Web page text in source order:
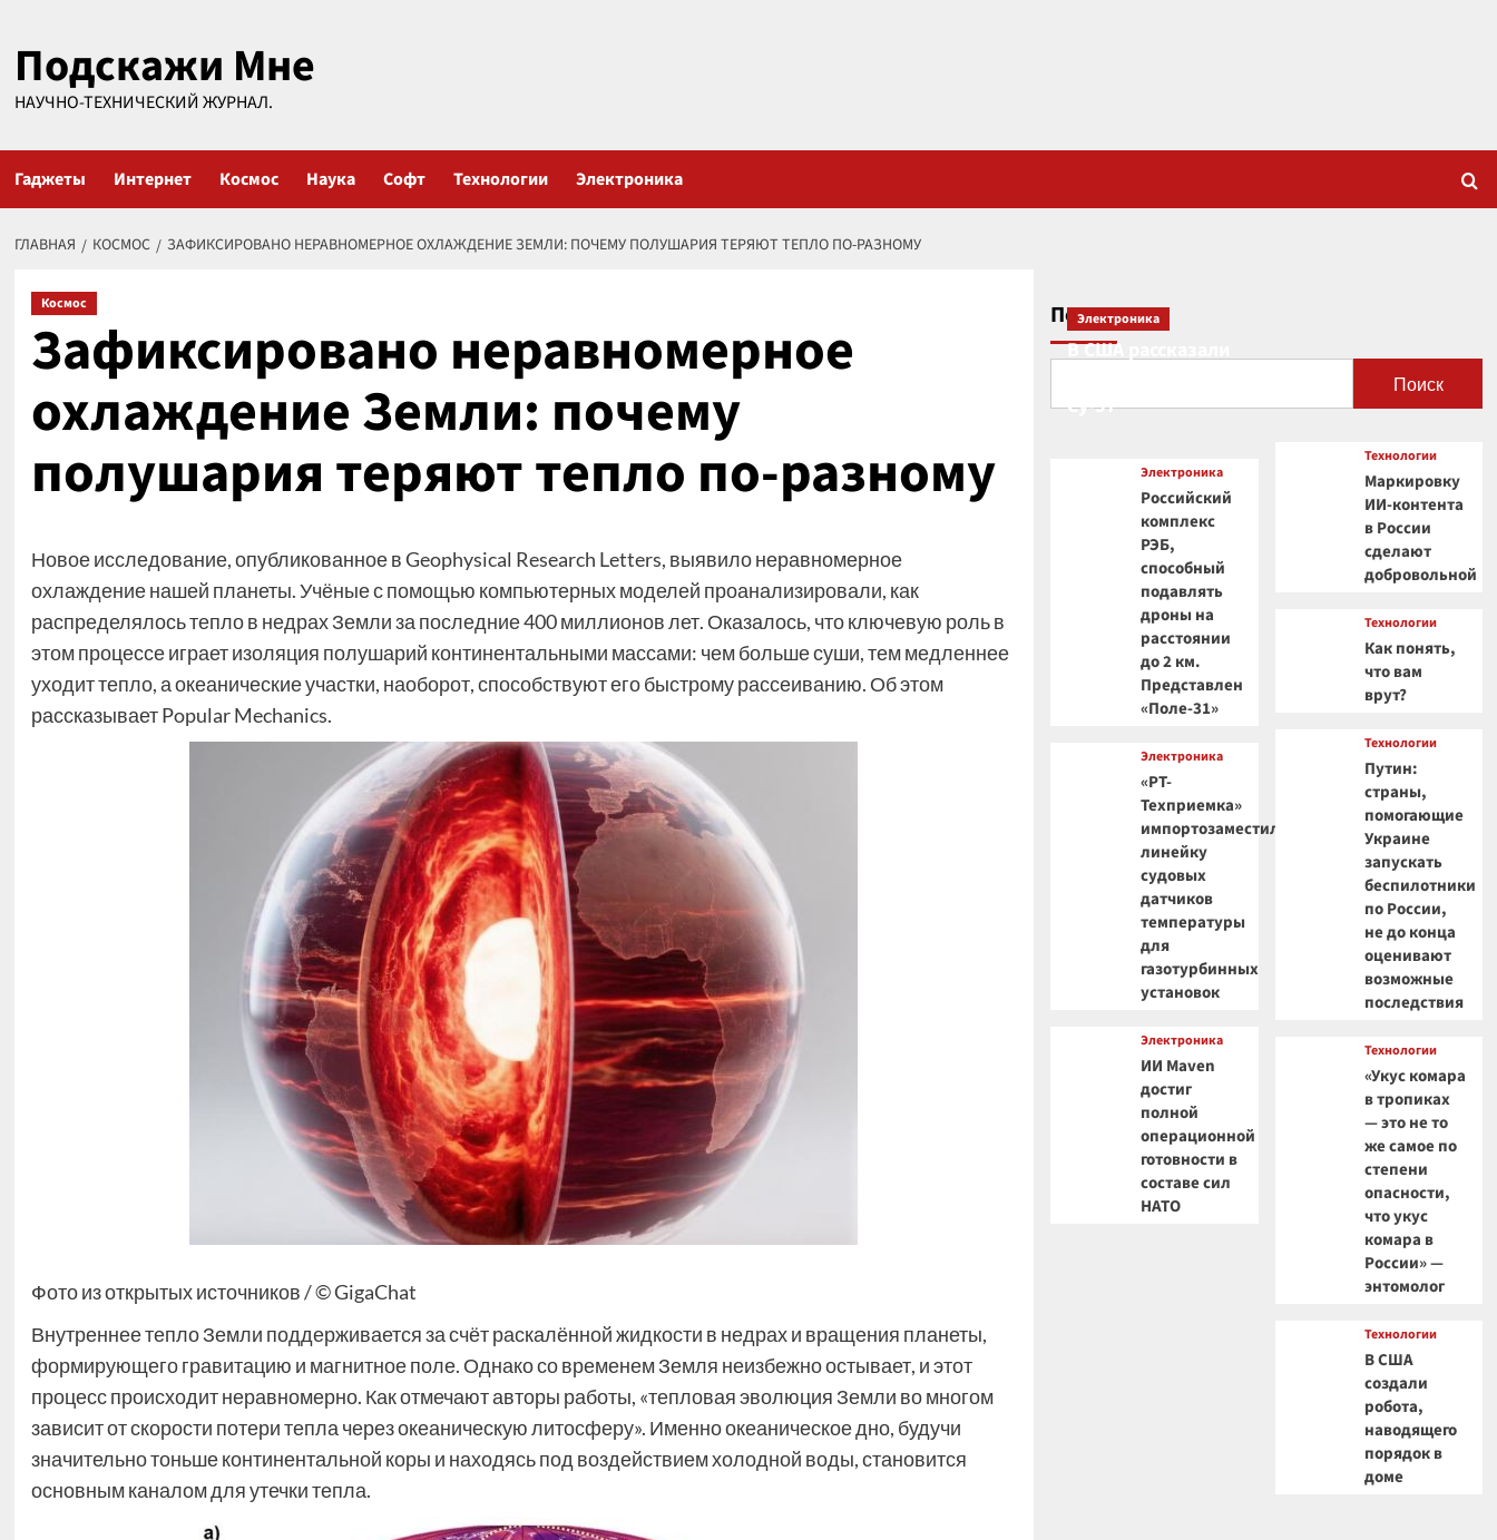
содержимому
Подскажи Мне
НАУЧНО-ТЕХНИЧЕСКИЙ ЖУРНАЛ.
Гаджеты Интернет Космос Наука Софт Технологии Электроника
ГЛАВНАЯ КОСМОС ЗАФИКСИРОВАНО НЕРАВНОМЕРНОЕ ОХЛАЖДЕНИЕ ЗЕМЛИ: ПОЧЕМУ ПОЛУШАРИЯ ТЕРЯЮТ ТЕПЛО ПО-РАЗНОМУ
Космос
Зафиксировано неравномерное
охлаждение Земли: почему
полушария теряют тепло по-разному
Новое исследование, опубликованное в Geophysical Research Letters, выявило неравномерное
охлаждение нашей планеты. Учёные с помощью компьютерных моделей проанализировали, как
распределялось тепло в недрах Земли за последние 400 миллионов лет. Оказалось, что ключевую роль в
этом процессе играет изоляция полушарий континентальными массами: чем больше суши, тем медленнее
уходит тепло, а океанические участки, наоборот, способствуют его быстрому рассеиванию. Об этом
рассказывает Popular Mechanics.
Фото из открытых источников / © GigaChat
Внутреннее тепло Земли поддерживается за счёт раскалённой жидкости в недрах и вращения планеты,
формирующего гравитацию и магнитное поле. Однако со временем Земля неизбежно остывает, и этот
процесс происходит неравномерно. Как отмечают авторы работы, «тепловая эволюция Земли во многом
зависит от скорости потери тепла через океаническую литосферу». Именно океаническое дно, будучи
значительно тоньше континентальной коры и находясь под воздействием холодной воды, становится
основным каналом для утечки тепла.
Поиск
Поиск
Электроника
В США рассказали
Су-57
Электроника
Российский
комплекс
РЭБ,
способный
подавлять
дроны на
расстоянии
до 2 км.
Представлен
«Поле-31»
Электроника
«РТ-
Техприемка»
импортозаместила
линейку
судовых
датчиков
температуры
для
газотурбинных
установок
Электроника
ИИ Maven
достиг
полной
операционной
готовности в
составе сил
НАТО
Технологии
Маркировку
ИИ-контента
в России
сделают
добровольной
Технологии
Как понять,
что вам
врут?
Технологии
Путин:
страны,
помогающие
Украине
запускать
беспилотники
по России,
не до конца
оценивают
возможные
последствия
Технологии
«Укус комара
в тропиках
— это не то
же самое по
степени
опасности,
что укус
комара в
России» —
энтомолог
Технологии
В США
создали
робота,
наводящего
порядок в
доме